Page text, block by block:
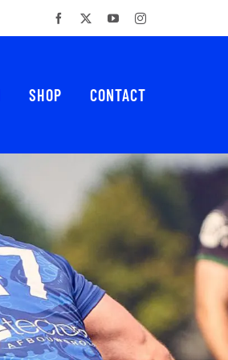
Facebook YouTubeInstagram
SHOP CONTACT